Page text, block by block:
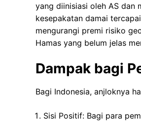
yang diinisiasi oleh AS dan
kesepakatan damai
mengurangi premi risiko
Hamas yang belum jelas
Dampak bagi
Bagi Indonesia, anjloknya
Sisi Positif: Bagi para